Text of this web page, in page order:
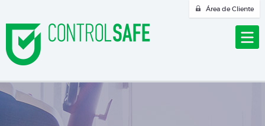
Área de Cliente